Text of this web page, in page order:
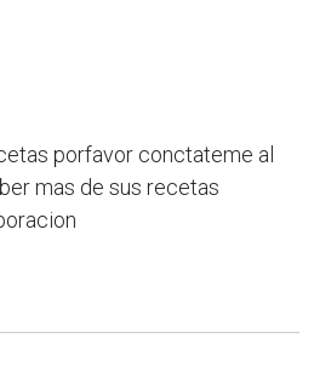
porfavor conctateme al
mas de sus recetas